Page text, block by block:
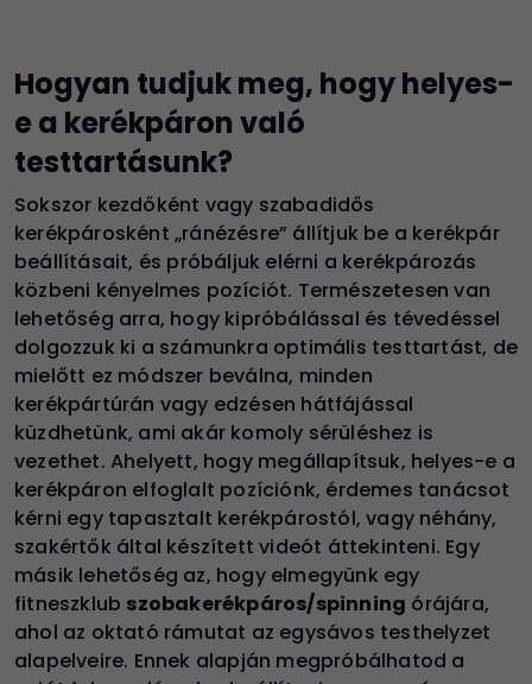
Hogyan tudjuk meg, hogy helyes-
e a kerékpáron való
testtartásunk?
Sokszor kezdőként vagy szabadidős
kerékpárosként „ránézésre” állítjuk be a kerékpár
beállításait, és próbáljuk elérni a kerékpározás
közbeni kényelmes pozíciót. Természetesen van
lehetőség arra, hogy kipróbálással és tévedéssel
dolgozzuk ki a számunkra optimális testtartást, de
mielőtt ez módszer beválna, minden
kerékpártúrán vagy edzésen hátfájással
küzdhetünk, ami akár komoly sérüléshez is
vezethet. Ahelyett, hogy megállapítsuk, helyes-e a
kerékpáron elfoglalt pozíciónk, érdemes tanácsot
kérni egy tapasztalt kerékpárostól, vagy néhány,
szakértők által készített videót áttekinteni. Egy
másik lehetőség az, hogy elmegyünk egy
fitneszklub szobakerékpáros/spinning órájára,
ahol az oktató rámutat az egysávos testhelyzet
alapelveire. Ennek alapján megpróbálhatod a